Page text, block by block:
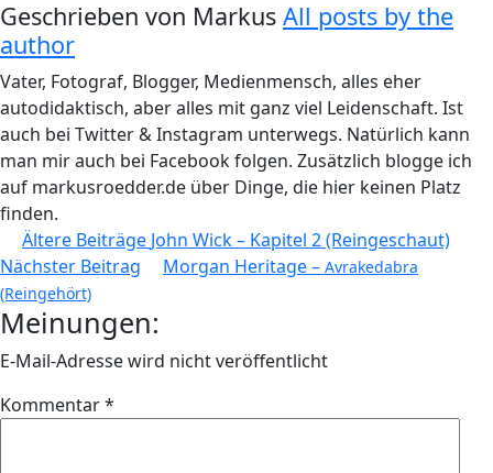
Geschrieben von Markus All posts by the
author
Vater, Fotograf, Blogger, Medienmensch, alles eher
autodidaktisch, aber alles mit ganz viel Leidenschaft. Ist
auch bei Twitter & Instagram unterwegs. Natürlich kann
man mir auch bei Facebook folgen. Zusätzlich blogge ich
auf markusroedder.de über Dinge, die hier keinen Platz
finden.
Beitragsnavigation
Ältere Beiträge John Wick – Kapitel 2 (Reingeschaut)
Nächster Beitrag
Morgan Heritage – Avrakedabra
(Reingehört)
Meinungen:
E-Mail-Adresse wird nicht veröffentlicht
Kommentar*